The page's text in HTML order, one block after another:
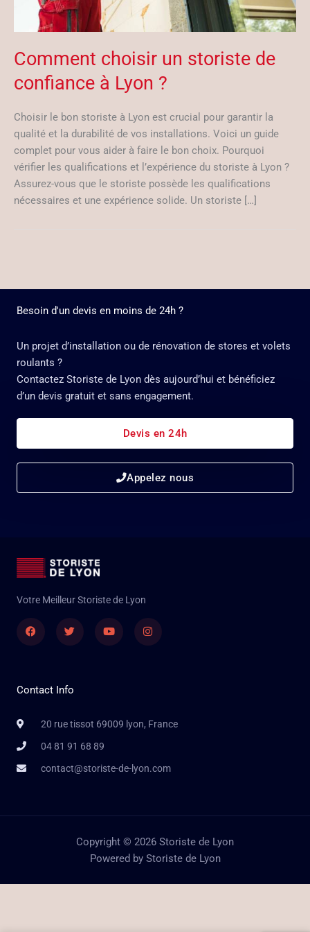
Comment choisir un storiste de
confiance à Lyon ?
Choisir le bon storiste à Lyon est crucial pour garantir la
qualité et la durabilité de vos installations. Voici un guide
complet pour vous aider à faire le bon choix. Pourquoi
vérifier les qualifications et l’expérience du storiste à Lyon ?
Assurez-vous que le storiste possède les qualifications
nécessaires et une expérience solide. Un storiste […]
Besoin d'un devis en moins de 24h ?
Un projet d’installation ou de rénovation de stores et volets
roulants ?
Contactez Storiste de Lyon dès aujourd’hui et bénéficiez
d’un devis gratuit et sans engagement.
Devis en 24h
Appelez nous
Votre Meilleur Storiste de Lyon
FacebookTwitter YoutubeInstagram
Contact Info
20 rue tissot 69009 lyon, France
04 81 91 68 89
contact@storiste-de-lyon.com
Copyright © 2026 Storiste de Lyon
Powered by Storiste de Lyon